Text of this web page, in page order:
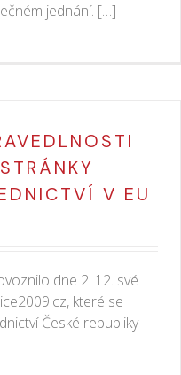
jednání. […]
V EU
dne 2. 12. své
které se
České republiky